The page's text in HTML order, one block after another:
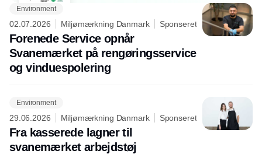
Environment
02.07.2026 Miljømærkning Danmark Sponseret
Forenede Service opnår
Svanemærket på rengøringsservice
og vinduespolering
Environment
29.06.2026 Miljømærkning Danmark Sponseret
Fra kasserede lagner til
svanemærket arbejdstøj